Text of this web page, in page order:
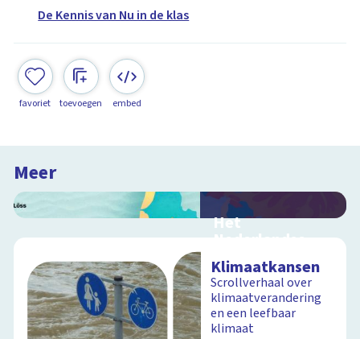
De Kennis van Nu in de klas
favoriet toevoegen embed
Meer
Het
Nederlandse
landschap
Interactieve
schoolplaat over de
grondsoorten in
Nederland
Klimaatkansen
Scrollverhaal over
klimaatverandering
en een leefbaar
klimaat